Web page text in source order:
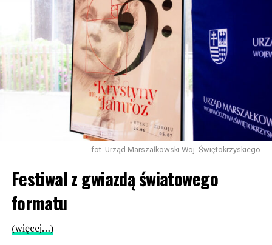
fot. Urząd Marszałkowski Woj. Świętokrzyskiego
Festiwal z gwiazdą światowego
formatu
(więcej…)